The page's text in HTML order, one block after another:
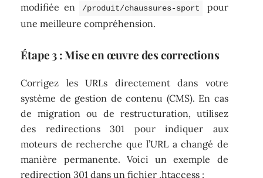
modifiée en
/produit/chaussures-sport
pour
une meilleure compréhension.
Étape 3 : Mise en œuvre des corrections
Corrigez les URLs directement dans votre
système de gestion de contenu (CMS). En cas
de migration ou de restructuration, utilisez
des redirections 301 pour indiquer aux
moteurs de recherche que l’URL a changé de
manière permanente. Voici un exemple de
redirection 301 dans un fichier .htaccess :